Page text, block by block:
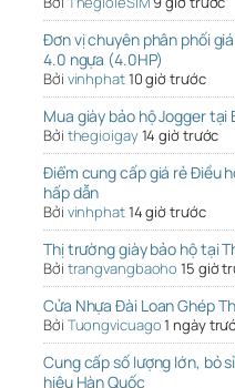
Đơn vị chuyên phân phối
4.0 ngựa (4.0HP)
Bởi vinhphat10 giờ trước
Mua giày bảo hộ Jogger tại
Bởi thegioigay14 giờ trước
Điểm cung cấp giá rẻ Điều
hấp dẫn
Bởi vinhphat14 giờ trước
Thị trường giày bảo hộ tại
Bởi trangvangbaoho 15 giờ
Cửa Nhựa Đài Loan Ghép
Bởi Tuongvicuago1 ngày
Cung cấp số lượng lớn, bỏ
hiệu Hàn Quốc